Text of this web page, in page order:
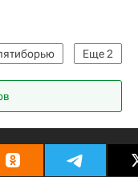
Еще2
пятиборье